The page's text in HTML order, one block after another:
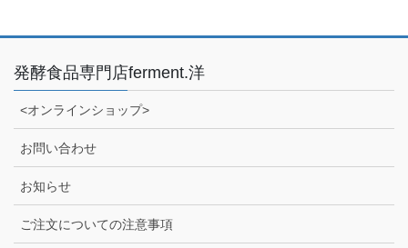
発酵食品専門店ferment.洋
<オンラインショップ>
お問い合わせ
お知らせ
ご注文についての注意事項